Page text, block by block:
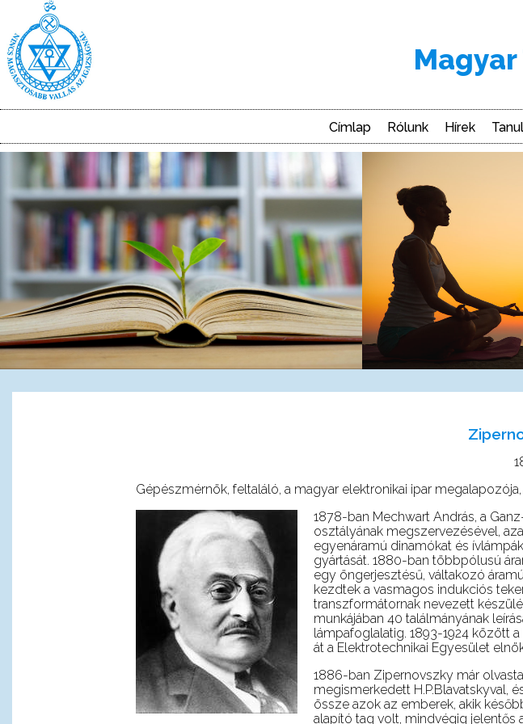
tartalomra
Main
navigation
Címlap Rólunk Hírek
Gépészmérnök, feltaláló, a magyar elektronikai ipar megalapozója,
1878-ban Mechwart András, a
osztályának megszervezésével,
egyenáramú dinamókat és
gyártását. 1880-ban többpólusú
egy öngerjesztésű, váltakozó
kezdtek a vasmagos indukciós
transzformátornak nevezett
munkájában 40 találmányának
lámpafoglalatig. 1893-1924 között
át a Elektrotechnikai Egyesület
1886-ban Zipernovszky már
megismerkedett H.P.Blavatskyval,
össze azok az emberek, akik
alapító tag volt, mindvégig jelentős